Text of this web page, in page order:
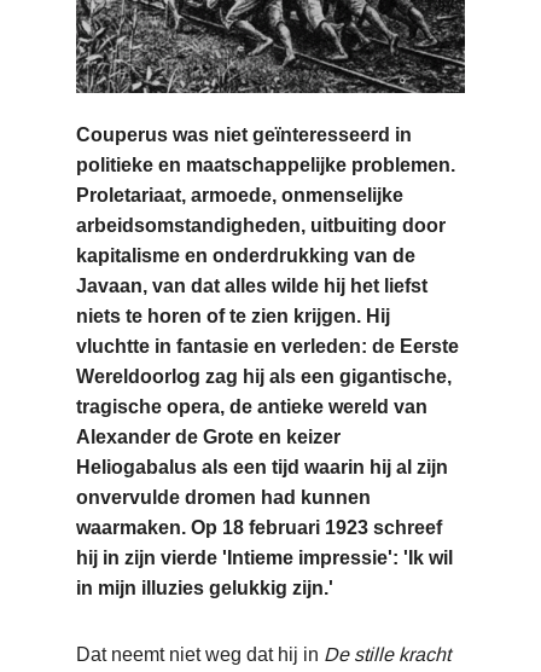
Couperus was niet geïnteresseerd in
politieke en maatschappelijke problemen.
Proletariaat, armoede, onmenselijke
arbeidsomstandigheden, uitbuiting door
kapitalisme en onderdrukking van de
Javaan, van dat alles wilde hij het liefst
niets te horen of te zien krijgen. Hij
vluchtte in fantasie en verleden: de Eerste
Wereldoorlog zag hij als een gigantische,
tragische opera, de antieke wereld van
Alexander de Grote en keizer
Heliogabalus als een tijd waarin hij al zijn
onvervulde dromen had kunnen
waarmaken. Op 18 februari 1923 schreef
hij in zijn vierde 'Intieme impressie': 'Ik wil
in mijn illuzies gelukkig zijn.'
Dat neemt niet weg dat hij in De stille kracht